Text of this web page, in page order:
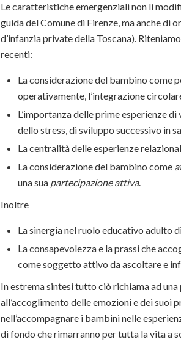
Le caratteristiche emergenziali non li
guida del Comune di Firenze, ma anche di
d’infanzia private della Toscana).
recenti:
La considerazione del bambino come
operativamente, l’integrazione
L’importanza delle prime esperienze
dello stress, di sviluppo successivo in
La centralità delle esperienze
La considerazione del bambino come
una sua partecipazione attiva.
Inoltre
La sinergia nel ruolo educativo adulto
La consapevolezza e la prassi che
come soggetto attivo da ascoltare e
In estrema sintesi tutto ciò richiama ad
all’accoglimento delle emozioni e dei suoi
nell’accompagnare i bambini nelle
di fondo che rimarranno per tutta la vita a